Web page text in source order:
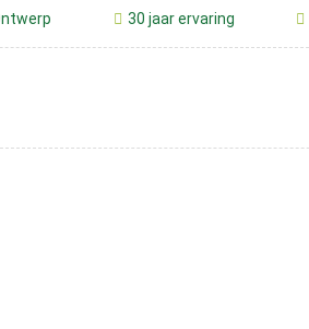
30 jaar ervaring